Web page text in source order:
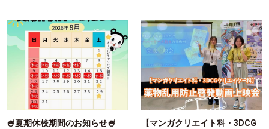
🍧夏期休校期間のお知らせ🍧
【マンガクリエイト科・3DCG